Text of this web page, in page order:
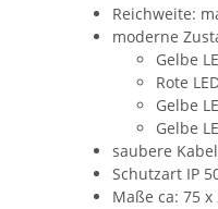
Reichweite:
moderne
Gelbe
Rote
Gelbe
Gelbe
saubere
Schutzart IP
Maße ca: 75 x